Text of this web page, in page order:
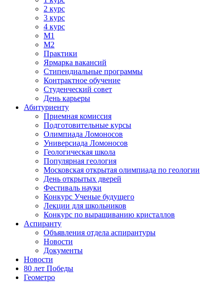
2 курс
3 курс
4 курс
М1
М2
Практики
Ярмарка вакансий
Стипендиальные программы
Контрактное обучение
Студенческий совет
День карьеры
Абитуриенту
Приемная комиссия
Подготовительные курсы
Олимпиада Ломоносов
Универсиада Ломоносов
Геологическая школа
Популярная геология
Московская открытая олимпиада по геологии
День открытых дверей
Фестиваль науки
Конкурс Ученые будущего
Лекции для школьников
Конкурс по выращиванию кристаллов
Аспиранту
Объявления отдела аспирантуры
Новости
Документы
Новости
80 лет Победы
Геометро